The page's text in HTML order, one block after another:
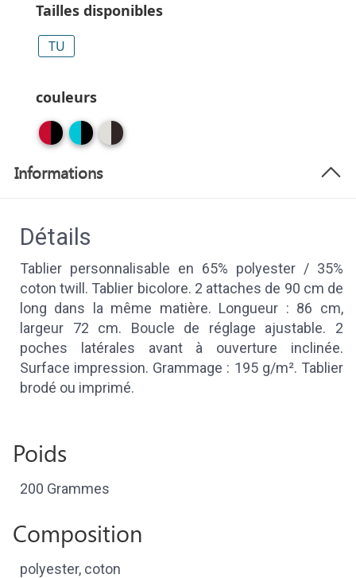
Tailles disponibles
TU
couleurs
Informations
Détails
Tablier personnalisable en 65% polyester / 35%
coton twill. Tablier bicolore. 2 attaches de 90 cm de
long dans la même matière. Longueur : 86 cm,
largeur 72 cm. Boucle de réglage ajustable. 2
poches latérales avant à ouverture inclinée.
Surface impression. Grammage : 195 g/m². Tablier
brodé ou imprimé.
Poids
200 Grammes
Composition
polyester, coton